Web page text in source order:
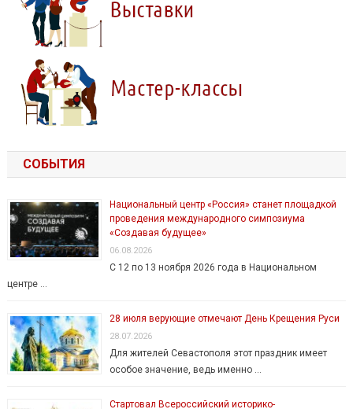
СОБЫТИЯ
Национальный центр «Россия» станет площадкой
проведения международного симпозиума
«Создавая будущее»
06.08.2026
С 12 по 13 ноября 2026 года в Национальном
центре …
28 июля верующие отмечают День Крещения Руси
28.07.2026
Для жителей Севастополя этот праздник имеет
особое значение, ведь именно …
Стартовал Всероссийский историко-